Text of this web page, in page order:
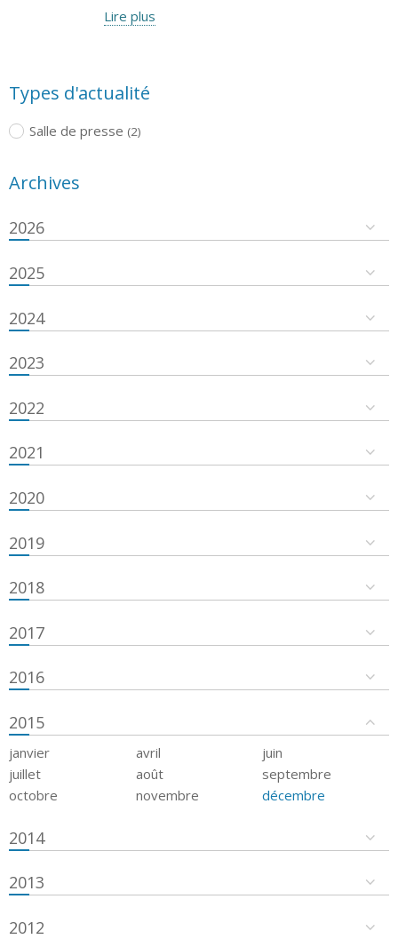
Lire plus
Types d'actualité
Salle de presse (2)
Archives
2026
2025
2024
2023
2022
2021
2020
2019
2018
2017
2016
2015
janvier avril
juin
juillet
août
septembre
octobre
novembre décembre
2014
2013
2012